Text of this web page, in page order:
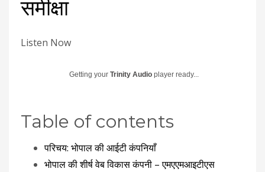
समीक्षा
Listen Now
Getting your Trinity Audio player ready...
Table of contents
परिचय: भोपाल की आईटी कंपनियाँ
भोपाल की शीर्ष वेब विकास कंपनी – एमएएमआइटीएस